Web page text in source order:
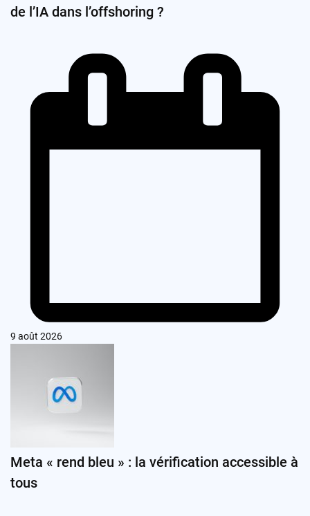
de l’IA dans l’offshoring ?
9 août 2026
Meta « rend bleu » : la vérification accessible à
tous